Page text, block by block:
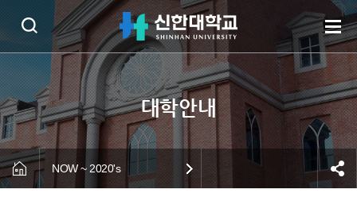
NOW ~ 2020's